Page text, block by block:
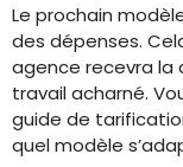
Le prochain
des dépenses.
agence recevra
travail acharné.
guide de
quel modèle